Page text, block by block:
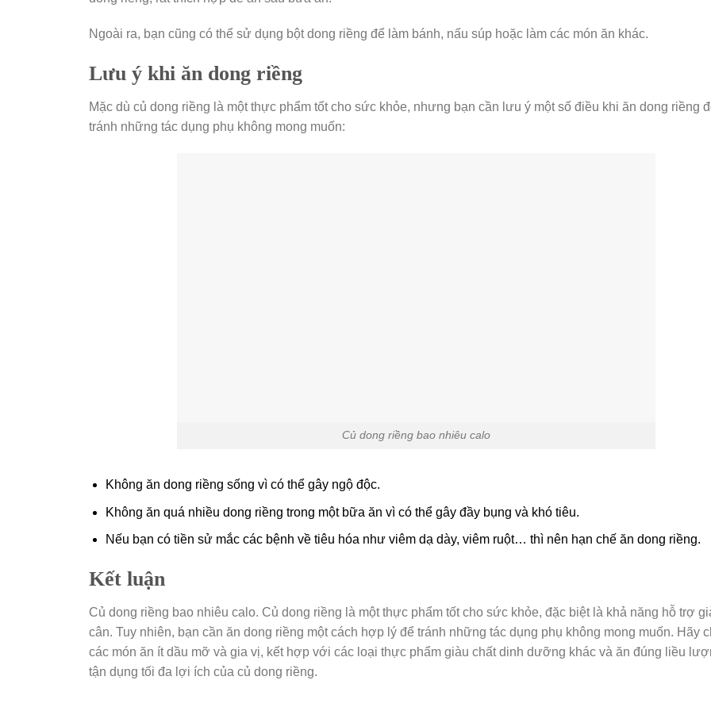
Ngoài ra, bạn cũng có thể sử dụng bột dong riềng để làm bánh, nấu súp hoặc làm các món ăn khác.
Lưu ý khi ăn dong riềng
Mặc dù củ dong riềng là một thực phẩm tốt cho sức khỏe, nhưng bạn cần lưu ý một số điều khi ăn dong riềng
tránh những tác dụng phụ không mong muốn:
Củ dong riềng bao nhiêu calo
Không ăn dong riềng sống vì có thể gây ngộ độc.
Không ăn quá nhiều dong riềng trong một bữa ăn vì có thể gây đầy bụng và khó tiêu.
Nếu bạn có tiền sử mắc các bệnh về tiêu hóa như viêm dạ dày, viêm ruột… thì nên hạn chế ăn dong riềng.
Kết luận
Củ dong riềng bao nhiêu calo. Củ dong riềng là một thực phẩm tốt cho sức khỏe, đặc biệt là khả năng hỗ trợ
cân. Tuy nhiên, bạn cần ăn dong riềng một cách hợp lý để tránh những tác dụng phụ không mong muốn. Hãy
các món ăn ít dầu mỡ và gia vị, kết hợp với các loại thực phẩm giàu chất dinh dưỡng khác và ăn đúng liều
tận dụng tối đa lợi ích của củ dong riềng.